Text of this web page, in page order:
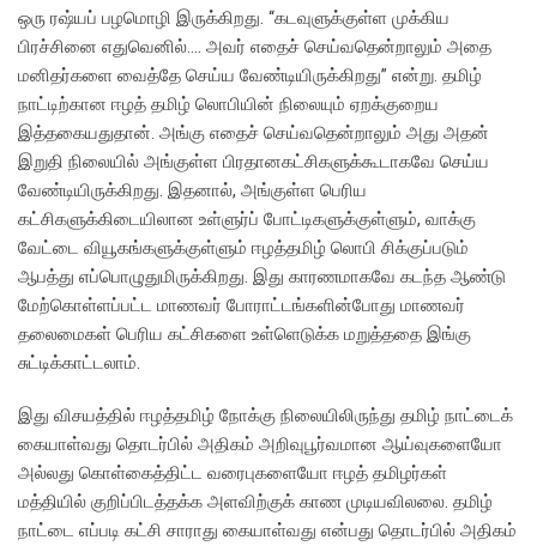
ஒரு ரஷ்யப் பழமொழி இருக்கிறது. ‘‘கடவுளுக்குள்ள முக்கிய
பிரச்சினை எதுவெனில்…. அவர் எதைச் செய்வதென்றாலும் அதை
மனிதர்களை வைத்தே செய்ய வேண்டியிருக்கிறது” என்று. தமிழ்
நாட்டிற்கான ஈழத் தமிழ் லொபியின் நிலையும் ஏறக்குறைய
இத்தகையதுதான். அங்கு எதைச் செய்வதென்றாலும் அது அதன்
இறுதி நிலையில் அங்குள்ள பிரதானகட்சிகளுக்கூடாகவே செய்ய
வேண்டியிருக்கிறது. இதனால், அங்குள்ள பெரிய
கட்சிகளுக்கிடையிலான உள்ளுர்ப் போட்டிகளுக்குள்ளும், வாக்கு
வேட்டை வியூகங்களுக்குள்ளும் ஈழத்தமிழ் லொபி சிக்குப்படும்
ஆபத்து எப்பொழுதுமிருக்கிறது. இது காரணமாகவே கடந்த ஆண்டு
மேற்கொள்ளப்பட்ட மாணவர் போராட்டங்களின்போது மாணவர்
தலைமைகள் பெரிய கட்சிகளை உள்ளெடுக்க மறுத்ததை இங்கு
சுட்டிக்காட்டலாம்.
இது விசயத்தில் ஈழத்தமிழ் நோக்கு நிலையிலிருந்து தமிழ் நாட்டைக்
கையாள்வது தொடர்பில் அதிகம் அறிவுபூர்வமான ஆய்வுகளையோ
அல்லது கொள்கைத்திட்ட வரைபுகளையோ ஈழத் தமிழர்கள்
மத்தியில் குறிப்பிடத்தக்க அளவிற்குக் காண முடியவிலலை. தமிழ்
நாட்டை எப்படி கட்சி சாராது கையாள்வது என்பது தொடர்பில் அதிகம்